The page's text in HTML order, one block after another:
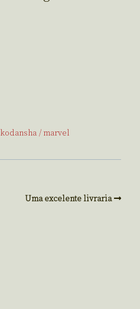
kodansha marvel
Uma excelente livraria